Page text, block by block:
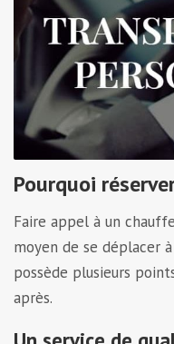
Pourquoi
Faire appel à un
moyen de se déplacer
possède plusieurs
après.